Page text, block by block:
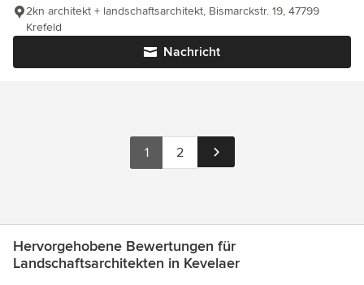
Nachricht
2kn architekt + landschaftsarchitekt, Bismarckstr. 19, 47799
Krefeld
1 2
Hervorgehobene Bewertungen für
Landschaftsarchitekten in Kevelaer